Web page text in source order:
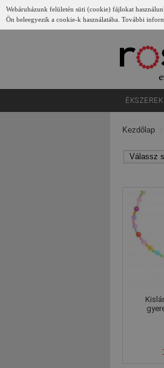
Webáruházunk felületén süti (cookie) fájlokat
Ön beleegyezik a cookie-k használatába. További
Gyerünk
ÉKSZEREK
Kezdőlap
Válassz